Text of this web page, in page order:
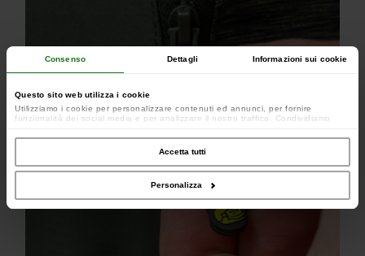
Consenso Dettagli Informazioni sui cookie
Questo sito web utilizza i cookie
Utilizziamo i cookie per personalizzare contenuti ed annunci, per fornire
funzionalità dei social media e per analizzare il nostro traffico. Condividiamo
occupano di analisi dei dati web, pubblicità e social media, i quali potrebbero
combinarle con altre informazioni che hai fornito loro o che hanno raccolto dal
Accetta tutti
Personalizza